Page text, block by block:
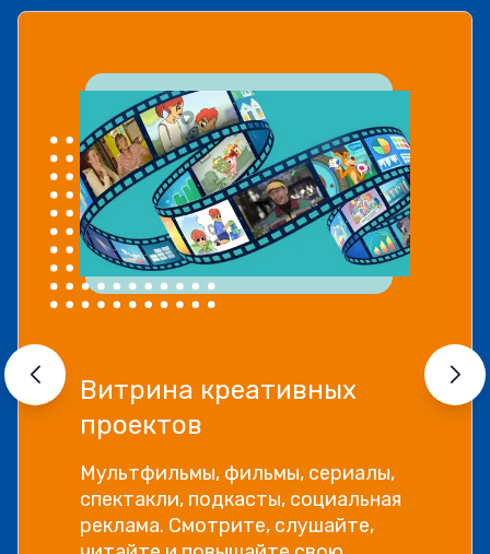
Витрина креативных
проектов
Мультфильмы, фильмы, сериалы,
спектакли, подкасты, социальная
реклама. Смотрите, слушайте,